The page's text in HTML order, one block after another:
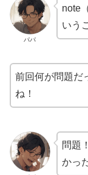
パパ
note
いう
前回何が問題だ
ね！
問題
かっ